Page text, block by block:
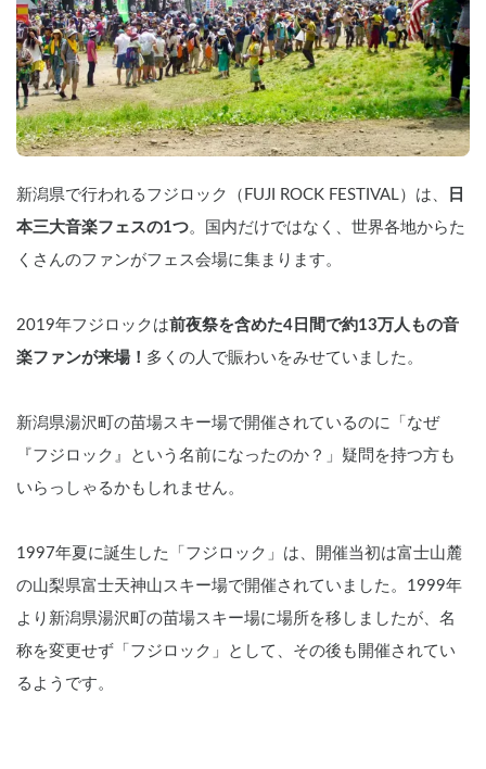
新潟県で行われるフジロック（FUJI ROCK FESTIVAL）は、
日
本三大音楽フェスの1つ。国内だけではなく、世界各地からた
くさんのファンがフェス会場に集まります。
2019年フジロックは前夜祭を含めた4日間で約13万人もの音
楽ファンが来場！ 多くの人で賑わいをみせていました。
新潟県湯沢町の苗場スキー場で開催されているのに「なぜ
『フジロック』という名前になったのか？」疑問を持つ方も
いらっしゃるかもしれません。
1997年夏に誕生した「フジロック」は、開催当初は富士山麓
の山梨県富士天神山スキー場で開催されていました。1999年
より新潟県湯沢町の苗場スキー場に場所を移しましたが、名
称を変更せず「フジロック」として、その後も開催されてい
るようです。